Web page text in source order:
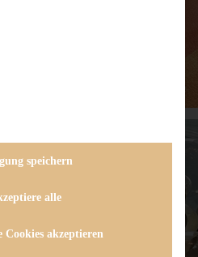
speichern
alle
Cookies akzeptieren